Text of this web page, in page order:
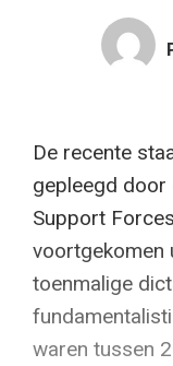
De recente
gepleegd door
Support
voortgekomen
toenmalige
waren tussen